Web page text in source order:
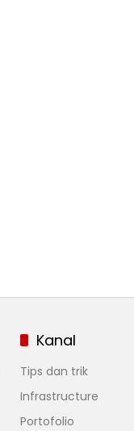
Kanal
Tips dan trik
Infrastructure
Portofolio